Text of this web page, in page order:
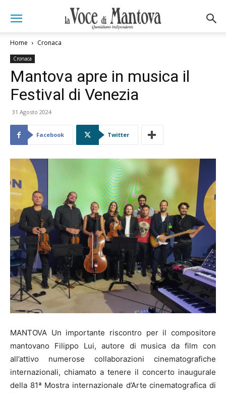
Home Cronaca
Cronaca
Mantova apre in musica il
Festival di Venezia
31 Agosto 2024
Facebook Twitter
MANTOVA Un importante riscontro per il compositore
mantovano Filippo Lui, autore di musica da film con
all’attivo numerose collaborazioni cinematografiche
internazionali, chiamato a tenere il concerto inaugurale
della 81ª Mostra internazionale d’Arte cinematografica di